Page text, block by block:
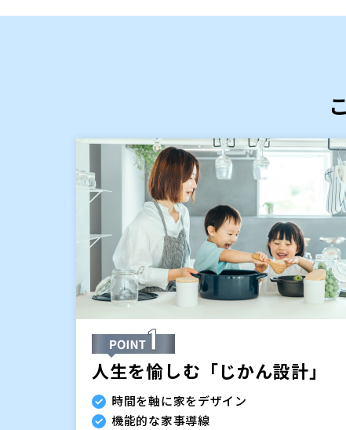
人生を愉しむ「じかん設計」
時間を軸に家をデザイン
機能的な家事導線